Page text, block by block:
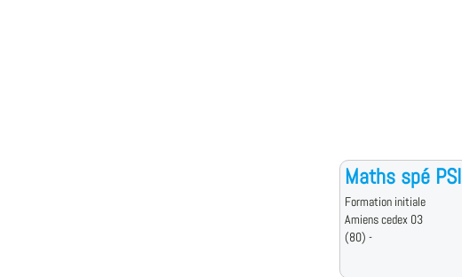
Maths spé PSI
Formation initiale
Amiens cedex 03
(80) -